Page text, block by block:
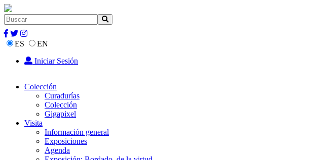
ES
EN
Iniciar Sesión
Colección
Curadurías
Colección
Gigapixel
Visita
Información general
Exposiciones
Agenda